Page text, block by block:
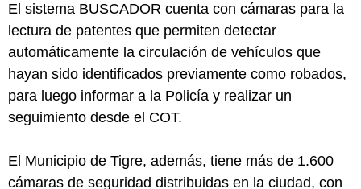
El sistema BUSCADOR cuenta con cámaras para la
lectura de patentes que permiten detectar
automáticamente la circulación de vehículos que
hayan sido identificados previamente como robados,
para luego informar a la Policía y realizar un
seguimiento desde el COT.
El Municipio de Tigre, además, tiene más de 1.600
cámaras de seguridad distribuidas en la ciudad, con